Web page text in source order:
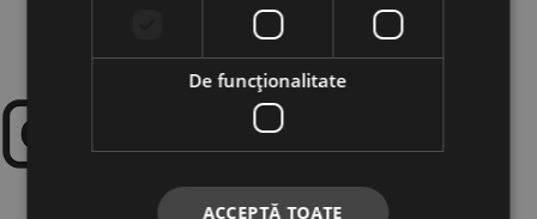
De funcţionalitate
ACCEPTĂ TOATE